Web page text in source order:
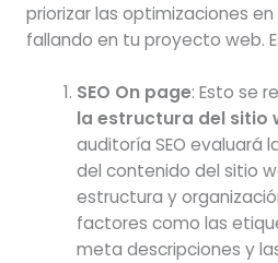
priorizar las optimizaciones
fallando en tu proyecto web.
SEO On page: Esto se
la estructura del sitio
auditoría SEO evaluará
del contenido del sitio
estructura y
factores como las
meta descripciones y